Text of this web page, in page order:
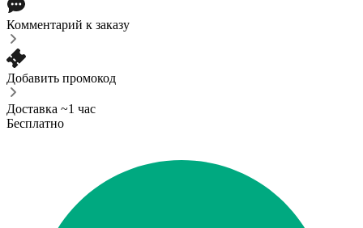
Комментарий к заказу
Добавить промокод
Доставка ~1 час
Бесплатно